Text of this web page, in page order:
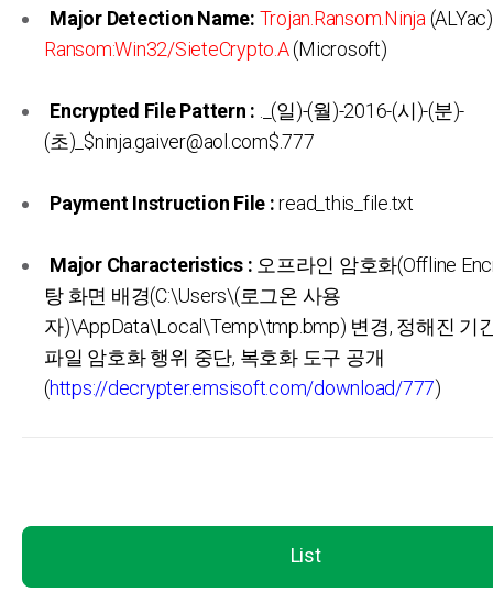
Major Detection Name: Trojan.Ransom.Ninja
Ransom:Win32/SieteCrypto.A(Microsoft)
Encrypted File Pattern : ._(일)-(월)-2016-(시)-(분)-
(초)_$ninja.gaiver@aol.com$.777
Payment Instruction File :read_this_file.txt
Major Characteristics : 오프라인 암호화(Offline
탕 화면 배경(C:\Users\(로그온 사용
자)\AppData\Local\Temp\tmp.bmp) 변경, 정해진 기
파일 암호화 행위 중단, 복호화 도구 공개
(https://decrypter.emsisoft.com/download/777)
List